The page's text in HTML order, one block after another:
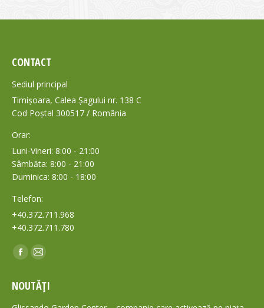
CONTACT
Sediul principal
Timișoara, Calea Șagului nr. 138 C
Cod Poștal 300517 / România
Orar:
Luni-Vineri: 8:00 - 21:00
Sâmbăta: 8:00 - 21:00
Duminica: 8:00 - 18:00
Telefon:
+40.372.711.968
+40.372.711.780
Find us on:
Facebook
opens
in
Mail
opens
in
NOUTĂȚI